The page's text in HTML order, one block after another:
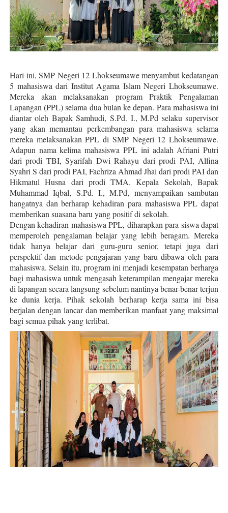
Tips Berani Memulai Menulis
SMP Negeri 12 Lhokseumawe Melaju ke OSN tingkat
Hari ini, SMP Negeri 12 Lhokseumawe menyambut kedatangan
5 mahasiswa dari Institut Agama Islam Negeri Lhokseumawe.
Mereka akan melaksanakan program Praktik Pengalaman
Lapangan (PPL) selama dua bulan ke depan. Para mahasiswa ini
diantar oleh Bapak Samhudi, S.Pd. I., M.Pd selaku supervisor
yang akan memantau perkembangan para mahasiswa selama
mereka melaksanakan PPL di SMP Negeri 12 Lhokseumawe.
Adapun nama kelima mahasiswa PPL ini adalah Afriani Putri
dari prodi TBI, Syarifah Dwi Rahayu dari prodi PAI, Alfina
Syahri S dari prodi PAI, Fachriza Ahmad Jhai dari prodi PAI dan
Hikmatul Husna dari prodi TMA. Kepala Sekolah, Bapak
Muhammad Iqbal, S.Pd. I., M.Pd, menyampaikan sambutan
hangatnya dan berharap kehadiran para mahasiswa PPL dapat
memberikan suasana baru yang positif di sekolah.
Dengan kehadiran mahasiswa PPL, diharapkan para siswa dapat
memperoleh pengalaman belajar yang lebih beragam. Mereka
tidak hanya belajar dari guru-guru senior, tetapi juga dari
perspektif dan metode pengajaran yang baru dibawa oleh para
mahasiswa. Selain itu, program ini menjadi kesempatan berharga
bagi mahasiswa untuk mengasah keterampilan mengajar mereka
di lapangan secara langsung sebelum nantinya benar-benar terjun
ke dunia kerja. Pihak sekolah berharap kerja sama ini bisa
berjalan dengan lancar dan memberikan manfaat yang maksimal
bagi semua pihak yang terlibat.